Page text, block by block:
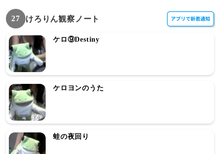
27 けろりん観察ノート
ケロ⑨Destiny
ケロヨンのうた
蛙の夜回り